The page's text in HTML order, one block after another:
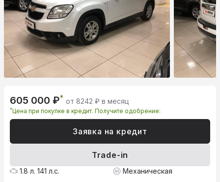
605 000 ₽* от 8242 ₽ в месяц
*Цена при покупке в кредит. Получите одобрение:
Заявка на кредит
Trade-in
1.8 л. 141 л.с.
Механическая